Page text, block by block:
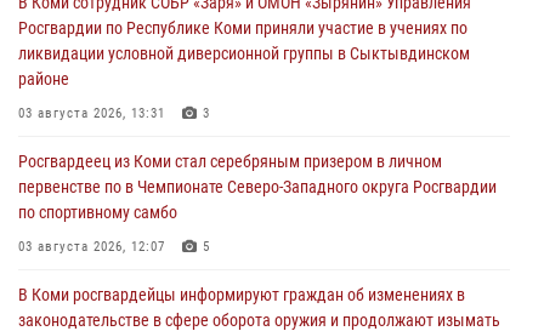
Росгвардии по Республике Коми приняли участие в учениях по
ликвидации условной диверсионной группы в Сыктывдинском
районе
03 августа 2026, 13:31 3
Росгвардеец из Коми стал серебряным призером в личном
первенстве по в Чемпионате Северо-Западного округа Росгвардии
по спортивному самбо
03 августа 2026, 12:07 5
В Коми росгвардейцы информируют граждан об изменениях в
законодательстве в сфере оборота оружия и продолжают изымать